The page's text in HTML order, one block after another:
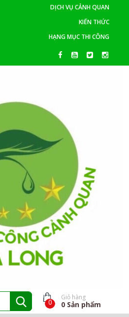
DỊCH VỤ CẢNH QUAN
KIẾN THỨC
HẠNG MỤC THI CÔNG
0
Giỏ hàng
0 Sản phẩm